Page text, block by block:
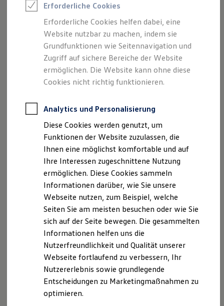
Digitaler Marktplatz
Kauf & Finanzierung
Online-Fahrzeugbewertung
Aktionen & Angebote
E-Auto-Förderung
Für Privatkunden
Für Gewerbekunden
Profi Paket
TopDeal
Zertifizierte Gebrauchtwagen
Für Privatkunden
Für Gewerbekunden
Leasing
Für Privatkunden
Für Gewerbekunden
Versicherungen & Garantien
Garantien
Kfz-Versicherung für Nutzfahrzeuge
Restschuldversicherung
Wartungsverträge
Besitzer & Service
Reparatur & Service
Sommer-Special
Reparatur, Pflege & Inspektion
Servicetermin anfragen
Service-Vorteile bei Volkswagen Nutzfahrzeuge
ServicePlus
Economy Service
Räder & Reifen Service
Ersatzfahrzeuge
Impressum
Datenschutzerklärung
Impressum
Autohaus Erdle
Peter-Sengl-Str. 26
86447 Aindling
Telefonnummer: 08237/9603-0
Faxnummer: 08237/9603-50
E-Mail:info@autohaus-erdle.de
Umsatzst.-ID-Nr.: DE258080759
Registergericht: Aichach, HR Augsburg 16161
Geschäftsführer: Bernhard Erdle
Erforderliche Cookies
Erforderliche Cookies helfen dabei, eine
Website nutzbar zu machen, indem sie
Grundfunktionen wie Seitennavigation und
Zugriff auf sichere Bereiche der Website
ermöglichen. Die Website kann ohne diese
Cookies nicht richtig funktionieren.
Analytics und Personalisierung
Diese Cookies werden genutzt, um
Funktionen der Website zuzulassen, die
Ihnen eine möglichst komfortable und auf
Ihre Interessen zugeschnittene Nutzung
ermöglichen. Diese Cookies sammeln
Informationen darüber, wie Sie unsere
Webseite nutzen, zum Beispiel, welche
Seiten Sie am meisten besuchen oder wie Sie
sich auf der Seite bewegen. Die gesammelten
Informationen helfen uns die
Nutzerfreundlichkeit und Qualität unserer
Webseite fortlaufend zu verbessern, Ihr
Nutzererlebnis sowie grundlegende
Entscheidungen zu Marketingmaßnahmen zu
optimieren.